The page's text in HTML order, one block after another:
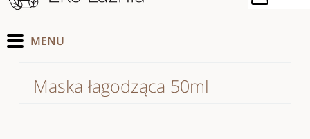
Maska łagodząca 50ml